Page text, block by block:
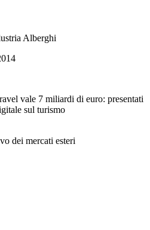
Alberghi
vale 7 miliardi di euro: presentati
sul turismo
dei mercati esteri